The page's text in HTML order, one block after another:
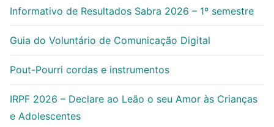
Informativo de Resultados Sabra 2026 – 1º semestre
Guia do Voluntário de Comunicação Digital
Pout-Pourri cordas e instrumentos
IRPF 2026 – Declare ao Leão o seu Amor às Crianças
e Adolescentes